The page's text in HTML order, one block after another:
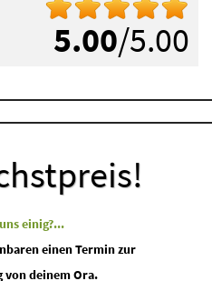
5.00/5.00
einig?...
einen Termin zur
von deinem Ora.